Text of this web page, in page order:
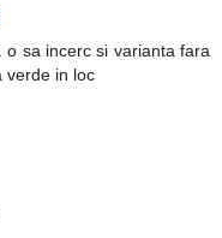
sa incerc si varianta fara
verde in loc